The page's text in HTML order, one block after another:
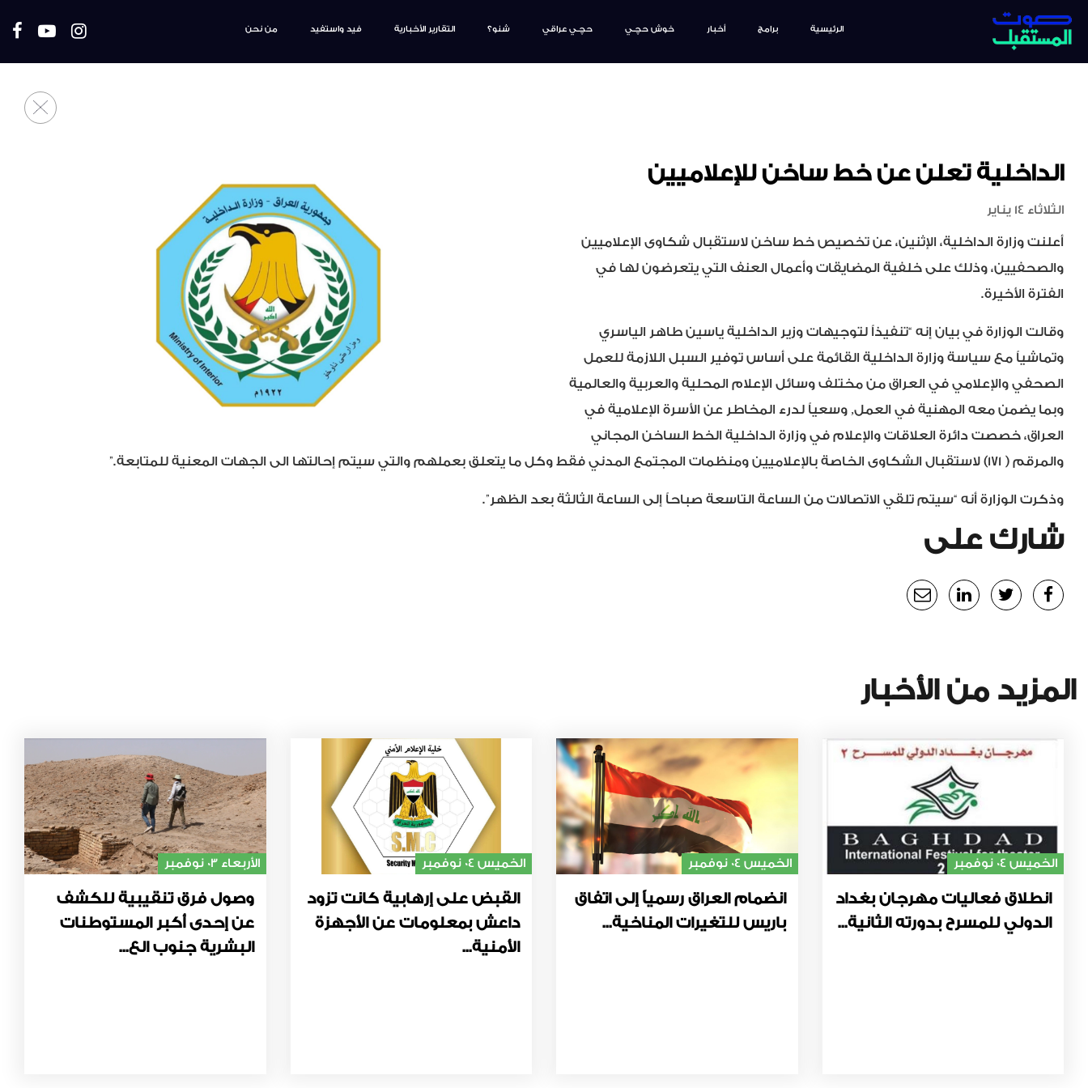
الرئيسية برامج أخبار خوش حچـي حچـي عراقي شنو؟ التقارير الأخبارية فيد واستفيد من نحن
الداخلية تعلن عن خط ساخن للإعلاميين
الثلاثاء 14 يناير
أعلنت وزارة الداخلية، الإثنين، عن تخصيص خط ساخن لاستقبال شكاوى الإعلاميين
والصحفيين، وذلك على خلفية المضايقات وأعمال العنف التي يتعرضون لها في
الفترة الأخيرة.
وقالت الوزارة في بيان إنه “تنفيذاً لتوجيهات وزير الداخلية ياسين طاهر الياسري
وتماشياً مع سياسة وزارة الداخلية القائمة على أساس توفير السبل اللازمة للعمل
الصحفي والإعلامي في العراق من مختلف وسائل الإعلام المحلية والعربية والعالمية
وبما يضمن معه المهنية في العمل, وسعياً لدرء المخاطر عن الأسرة الإعلامية في
العراق، خصصت دائرة العلاقات والإعلام في وزارة الداخلية الخط الساخن المجاني
والمرقم ( 171) لاستقبال الشكاوى الخاصة بالإعلاميين ومنظمات المجتمع المدني فقط وكل ما يتعلق بعملهم والتي سيتم إحالتها الى الجهات المعنية للمتابعة.”
وذكرت الوزارة أنه “سيتم تلقي الاتصالات من الساعة التاسعة صباحاً إلى الساعة الثالثة بعد الظهر”.
شارك على
المزيد من الأخبار
الخميس 04 نوفمبر
انطلاق فعاليات مهرجان بغداد
الدولي للمسرح بدورته الثانية...
الخميس 04 نوفمبر
انضمام العراق رسمياً إلى اتفاق
باريس للتغيرات المناخية...
الخميس 04 نوفمبر
القبض على إرهابية كانت تزود
داعش بمعلومات عن الأجهزة
الأمنية...
الأربعاء 03 نوفمبر
وصول فرق تنقيبية للكشف
عن إحدى أكبر المستوطنات
البشرية جنوب الع...